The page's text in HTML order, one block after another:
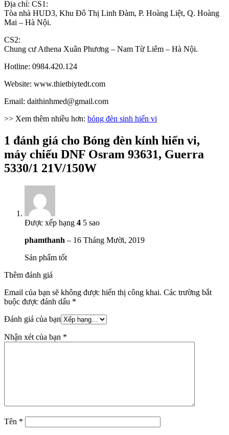
Địa chỉ: CS1:
Tòa nhà HUD3, Khu Đô Thị Linh Đàm, P. Hoàng Liệt, Q. Hoàng
Mai – Hà Nội.
CS2:
Chung cư Athena Xuân Phương – Nam Từ Liêm – Hà Nội.
Hotline: 0984.420.124
Website: www.thietbiytedt.com
Email: daithinhmed@gmail.com
>> Xem thêm nhiều hơn: bóng đèn sinh hiển vi
1 đánh giá cho Bóng đèn kính hiển vi,
máy chiếu DNF Osram 93631, Guerra
5330/1 21V/150W
Được xếp hạng 4 5 sao
phamthanh – 16 Tháng Mười, 2019
Sản phẩm tốt
Thêm đánh giá
Email của bạn sẽ không được hiển thị công khai. Các trường bắt
buộc được đánh dấu *
Đánh giá của bạn
Nhận xét của bạn *
Tên *